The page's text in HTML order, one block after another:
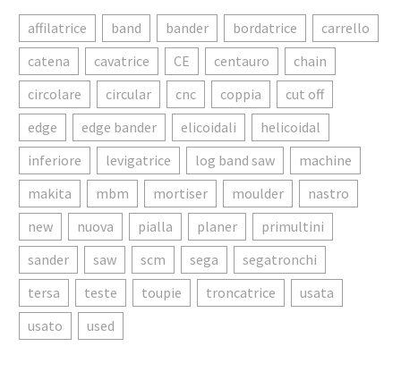
affilatrice band bander bordatrice
carrello
catena
cavatrice CE centauro
chain
circolare
circular cnc coppia
cut off
edge
edge bander elicoidali
helicoidal
inferiore
levigatrice log band saw
machine
makita
mbm mortiser moulder
nastro
new
nuova pialla planer
primultini
sander
saw scm sega
segatronchi
tersa
teste toupie troncatrice
usata
usato
used